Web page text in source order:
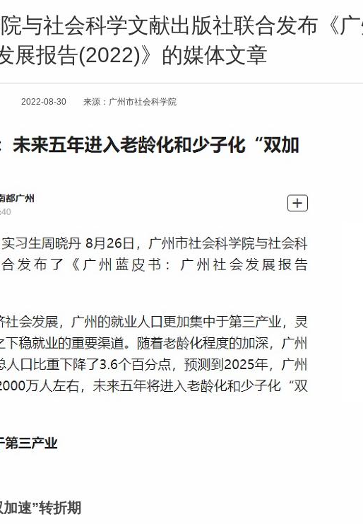
与社会科学文献出版社联合发布《
展报告(2022)》的媒体文章
2022-08-30 来源：广州市社会科学院
速”转折期